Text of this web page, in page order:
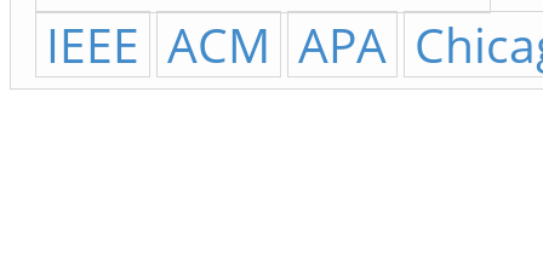
IEEE ACM APA